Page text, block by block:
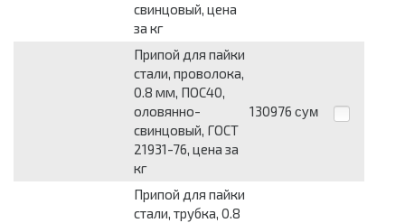
свинцовый, цена
за кг
Припой для пайки
стали, проволока,
0.8 мм, ПОС40,
оловянно-
свинцовый, ГОСТ
21931-76, цена за
кг
130976 сум
Припой для пайки
стали, трубка, 0.8